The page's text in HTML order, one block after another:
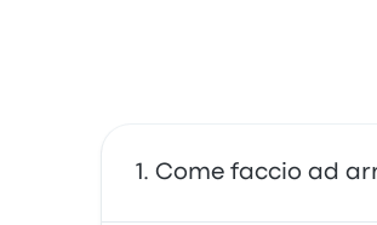
Come faccio ad